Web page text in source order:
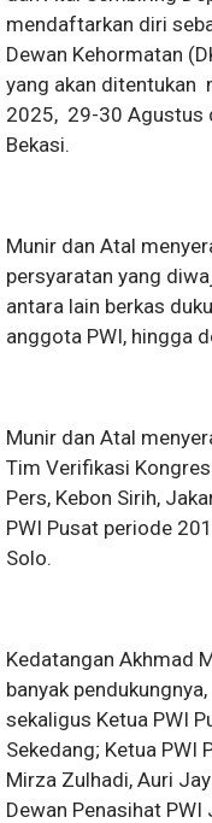
mendaftarkan diri
Dewan Kehormatan
yang akan ditentukan
2025, 29-30 Agustus
Bekasi.
Munir dan Atal
persyaratan yang
antara lain berkas
anggota PWI, hingga
Munir dan Atal
Tim Verifikasi
Pers, Kebon Sirih,
PWI Pusat periode
Solo.
Kedatangan Akhmad
banyak
sekaligus Ketua PWI
Sekedang; Ketua PWI
Mirza Zulhadi, Auri
Dewan Penasihat PWI